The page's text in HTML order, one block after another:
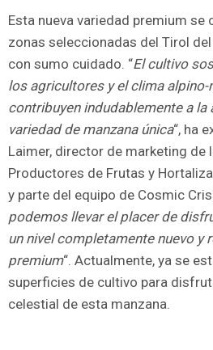
Esta nueva variedad premium se
zonas seleccionadas del Tirol
con sumo cuidado. “El cultivo
los agricultores y el clima
contribuyen indudablemente a la
variedad de manzana única“, ha
Laimer, director de marketing de
Productores de Frutas y
y parte del equipo de Cosmic
podemos llevar el placer de
un nivel completamente nuevo y
premium“. Actualmente, ya se
superficies de cultivo para
celestial de esta manzana.